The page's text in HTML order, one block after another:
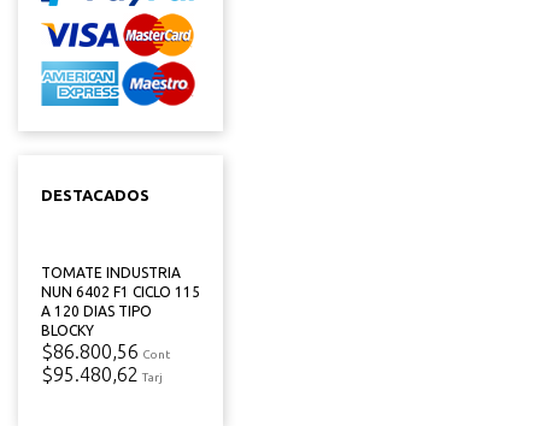
DESTACADOS
TOMATE INDUSTRIA
NUN 6402 F1 CICLO 115
A 120 DIAS TIPO
BLOCKY
$86.800,56 Cont
$95.480,62 Tarj